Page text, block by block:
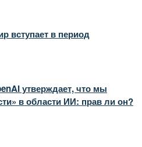
вступает в период
утверждает, что мы
в области ИИ: прав ли он?